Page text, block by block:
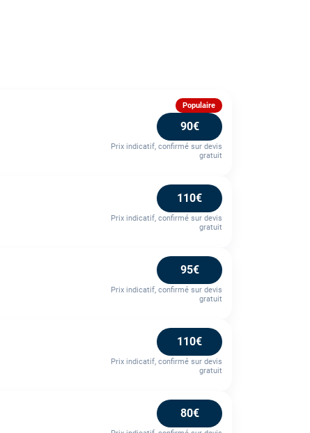
Populaire
90€
Prix indicatif, confirmé sur devis
gratuit
110€
Prix indicatif, confirmé sur devis
gratuit
95€
Prix indicatif, confirmé sur devis
gratuit
110€
Prix indicatif, confirmé sur devis
gratuit
80€